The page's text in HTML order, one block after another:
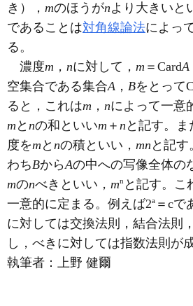
き）， mのほうがnより大きいと
であることは対角線論法によっ
る。
濃度m ， nに対して， m ＝CardA
空集合である集合A ， Bをとって
ると，これはm ， nによって一意
m と nの和といいm ＋ n と記す。
度をm と nの積といい， mn と記
わちBからAの中への写像全体の
mのnべきといい， mn と記す。こ
一意的に定まる。例えば2a ＝cで
に対しては交換法則，結合法則
し，べきに対しては指数法則が
執筆者： 上野 健爾